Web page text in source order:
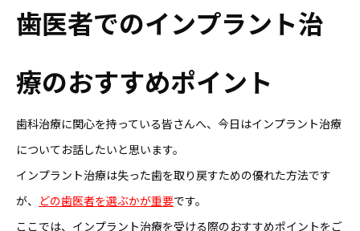
歯医者でのインプラント治
療のおすすめポイント
歯科治療に関心を持っている皆さんへ、今日はインプラント治療
についてお話したいと思います。
インプラント治療は失った歯を取り戻すための優れた方法です
が、 どの歯医者を選ぶかが重要です。
ここでは、インプラント治療を受ける際のおすすめポイントをご